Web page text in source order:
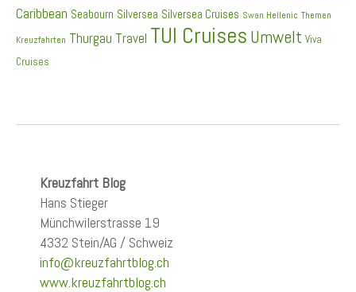
Caribbean Seabourn Silversea Silversea Cruises Swan Hellenic Themen
Kreuzfahrten Thurgau Travel TUI Cruises Umwelt Viva
Cruises
Kreuzfahrt Blog
Hans Stieger
Münchwilerstrasse 19
4332 Stein/AG / Schweiz
info@kreuzfahrtblog.ch
www.kreuzfahrtblog.ch